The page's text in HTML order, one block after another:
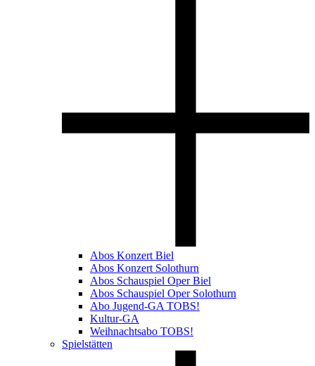
Abos Konzert Biel
Abos Konzert Solothurn
Abos Schauspiel Oper Biel
Abos Schauspiel Oper Solothurn
Abo Jugend-GA TOBS!
Kultur-GA
Weihnachtsabo TOBS!
Spielstätten